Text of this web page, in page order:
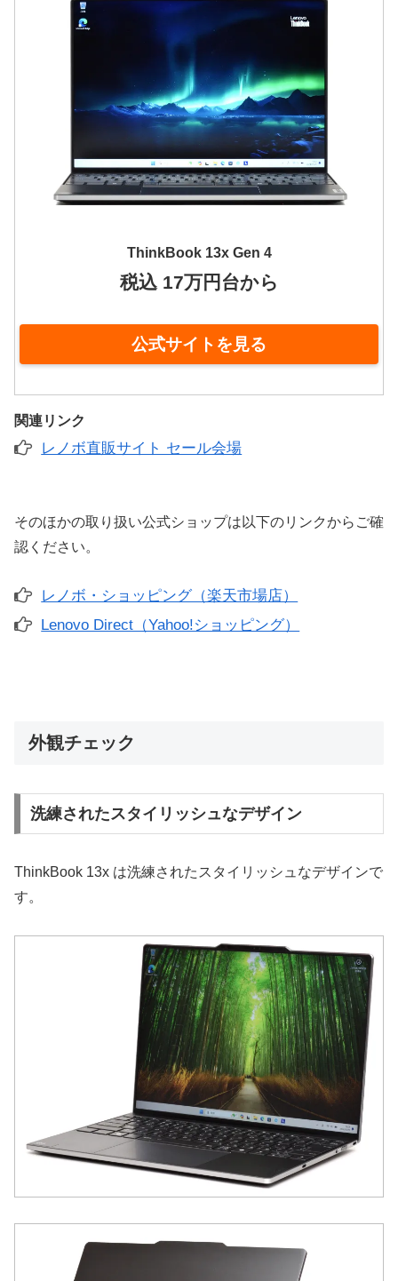
ThinkBook 13x Gen 4
税込 17万円台から
公式サイトを見る
関連リンク
レノボ直販サイト セール会場
そのほかの取り扱い公式ショップは以下のリンクからご確
認ください。
レノボ・ショッピング（楽天市場店）
Lenovo Direct（Yahoo!ショッピング）
外観チェック
洗練されたスタイリッシュなデザイン
ThinkBook 13x は洗練されたスタイリッシュなデザインで
す。